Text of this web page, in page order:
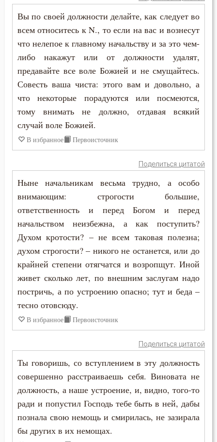
Вы по своей должности делайте, как следует во
всем относитесь к N., то если на вас и вознесут
что нелепое к главному начальству и за это чем-
либо накажут или от должности удалят,
предавайте все воле Божией и не смущайтесь.
Совесть ваша чиста: этого вам и довольно, а
что некоторые порадуются или посмеются,
тому внимать не должно, отдавая всякий
случай воле Божией.
В избранное Первоисточник
Поделиться цитатой
Ныне начальникам весьма трудно, а особо
внимающим: строгости большие,
ответственность и перед Богом и перед
начальством неизбежна, а как поступить?
Духом кротости? – не всем таковая полезна;
духом строгости? – никого не останется, или до
крайней степени отягчатся и возропщут. Иной
живет сколько лет, по внешним заслугам надо
постричь, а по устроению опасно; тут и беда –
тесно отовсюду.
В избранное Первоисточник
Поделиться цитатой
Ты говоришь, со вступлением в эту должность
совершенно расстраиваешь себя. Виновата не
должность, а наше устроение, и, видно, того-то
ради и попустил Господь тебе быть в ней, дабы
познала свою немощь и смирилась, не зазирала
бы других в их немощах.